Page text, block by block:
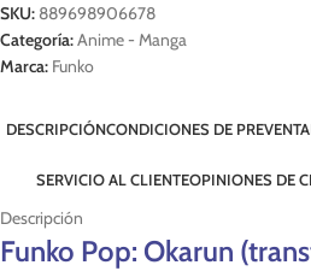
SKU: 889698906678
Categoría:Anime - Manga
Marca: Funko
DESCRIPCIÓNCONDICIONES DE PREVENTA
SERVICIO AL CLIENTEOPINIONES DE
Descripción
Funko Pop: Okarun